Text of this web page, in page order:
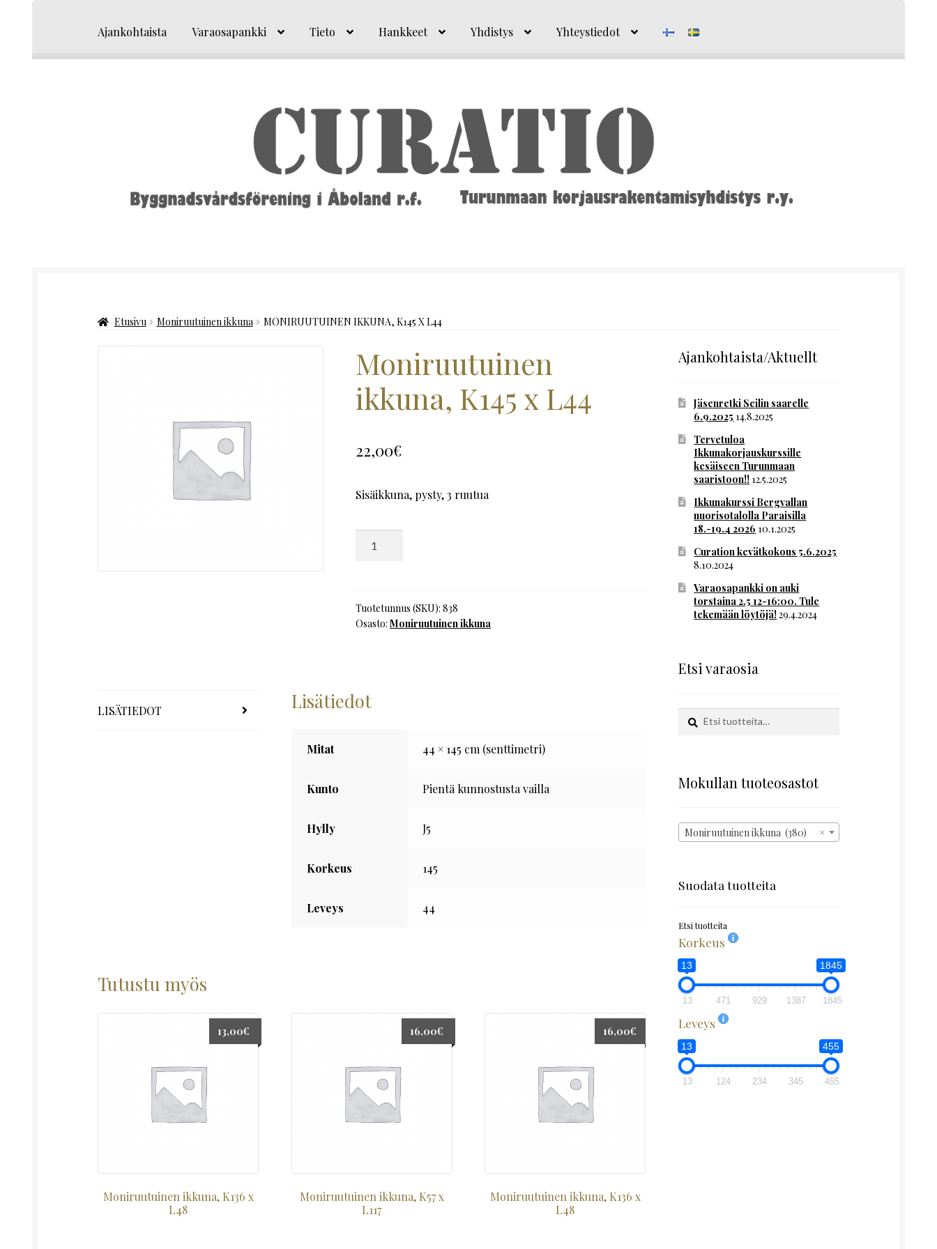
navigointiin
sisältöön
Ajankohtaista Varaosapankki Tieto Hankkeet Yhdistys Yhteystiedot
Etusivu Moniruutuinen ikkuna MONIRUUTUINEN IKKUNA, K145 X L44
Moniruutuinen
ikkuna, K145 x L44
22,00€
Sisäikkuna, pysty, 3 ruutua
L44
määrä
Tuotetunnus (SKU):838
Osasto:Moniruutuinen ikkuna
LISÄTIEDOT Lisätiedot
Mitat 44 × 145 cm (senttimetri)
Kunto Pientä kunnostusta vailla
Hylly J5
Korkeus 145
Leveys 44
Tutustu myös
Moniruutuinen ikkuna, K136 x
L48
13,00€
Moniruutuinen ikkuna, K57 x
L117
16,00€
Moniruutuinen ikkuna, K136 x
L48
16,00€
Ajankohtaista/Aktuellt
Jäsenretki Seilin saarelle
6.9.2025 14.8.2025
Tervetuloa
Ikkunakorjauskurssille
kesäiseen Turunmaan
saaristoon!! 12.5.2025
Ikkunakurssi Bergvallan
nuorisotalolla Paraisilla
18.-19.4 2026 10.1.2025
Curation kevätkokous 5.6.2025
8.10.2024
Varaosapankki on auki
torstaina 2.5 12-16:00. Tule
tekemään löytöjä!29.4.2024
Etsi varaosia
Etsi:
Haku
Mokullan tuoteosastot
×
Moniruutuinen ikkuna (380)
Suodata tuotteita
Etsi tuotteita
Korkeus
13 1845
13 471 929 1387 1845
Leveys
13 455
13 124 234 345 455